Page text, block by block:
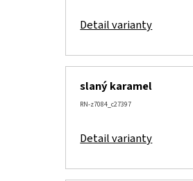
Detail varianty
slaný karamel
RN-z7084_c27397
Detail varianty